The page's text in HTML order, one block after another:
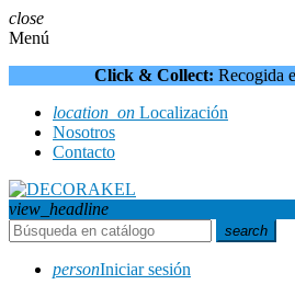
close
Menú
Click & Collect: Recogida
location_on Localización
Nosotros
Contacto
view_headline
search
personIniciar sesión